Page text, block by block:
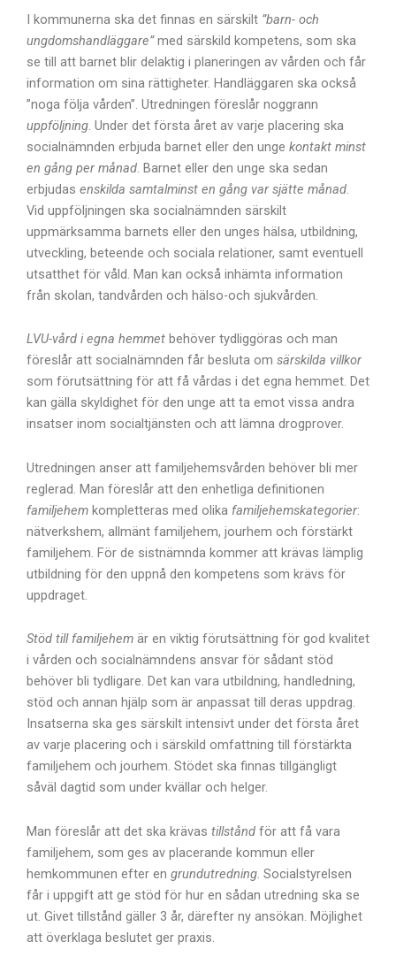
I kommunerna ska det finnas en särskilt ”barn- och
ungdomshandläggare”med särskild kompetens, som ska
se till att barnet blir delaktig i planeringen av vården och får
information om sina rättigheter. Handläggaren ska också
”noga följa vården”. Utredningen föreslår noggrann
uppföljning. Under det första året av varje placering ska
socialnämnden erbjuda barnet eller den unge kontakt minst
en gång per månad. Barnet eller den unge ska sedan
erbjudas enskilda samtalminst en gång var sjätte månad.
Vid uppföljningen ska socialnämnden särskilt
uppmärksamma barnets eller den unges hälsa, utbildning,
utveckling, beteende och sociala relationer, samt eventuell
utsatthet för våld. Man kan också inhämta information
från skolan, tandvården och hälso-och sjukvården.
LVU-vård i egna hemmet behöver tydliggöras och man
föreslår att socialnämnden får besluta om särskilda villkor
som förutsättning för att få vårdas i det egna hemmet. Det
kan gälla skyldighet för den unge att ta emot vissa andra
insatser inom socialtjänsten och att lämna drogprover.
Utredningen anser att familjehemsvården behöver bli mer
reglerad. Man föreslår att den enhetliga definitionen
familjehem kompletteras med olika familjehemskategorier:
nätverkshem, allmänt familjehem, jourhem och förstärkt
familjehem. För de sistnämnda kommer att krävas lämplig
utbildning för den uppnå den kompetens som krävs för
uppdraget.
Stöd till familjehem är en viktig förutsättning för god kvalitet
i vården och socialnämndens ansvar för sådant stöd
behöver bli tydligare. Det kan vara utbildning, handledning,
stöd och annan hjälp som är anpassat till deras uppdrag.
Insatserna ska ges särskilt intensivt under det första året
av varje placering och i särskild omfattning till förstärkta
familjehem och jourhem. Stödet ska finnas tillgängligt
såväl dagtid som under kvällar och helger.
Man föreslår att det ska krävas tillstånd för att få vara
familjehem, som ges av placerande kommun eller
hemkommunen efter en grundutredning. Socialstyrelsen
får i uppgift att ge stöd för hur en sådan utredning ska se
ut. Givet tillstånd gäller 3 år, därefter ny ansökan. Möjlighet
att överklaga beslutet ger praxis.